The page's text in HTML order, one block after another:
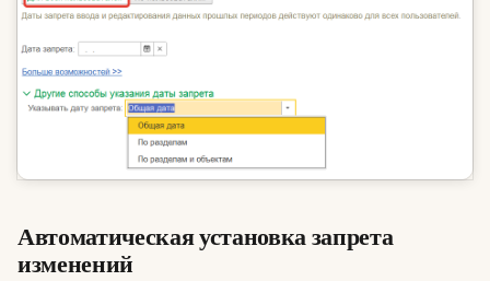
Автоматическая установка запрета
изменений